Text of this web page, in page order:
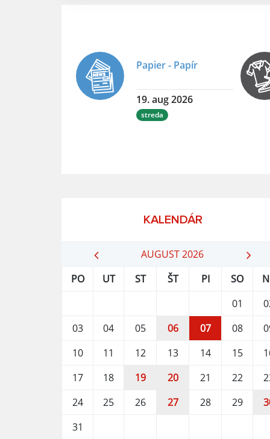
Papier - Papír
19. aug 2026
streda
KALENDÁR
AUGUST 2026
PO
UT ST ŠT PI SO
01
03
04 05 06 07 08
10
11 12 13 14 15
17
18 19 20 21 22
24
25 26 27 28 29
31